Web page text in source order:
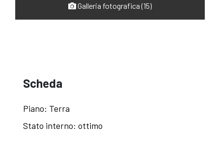
Galleria fotografica (15)
Scheda
Piano: Terra
Stato interno: ottimo